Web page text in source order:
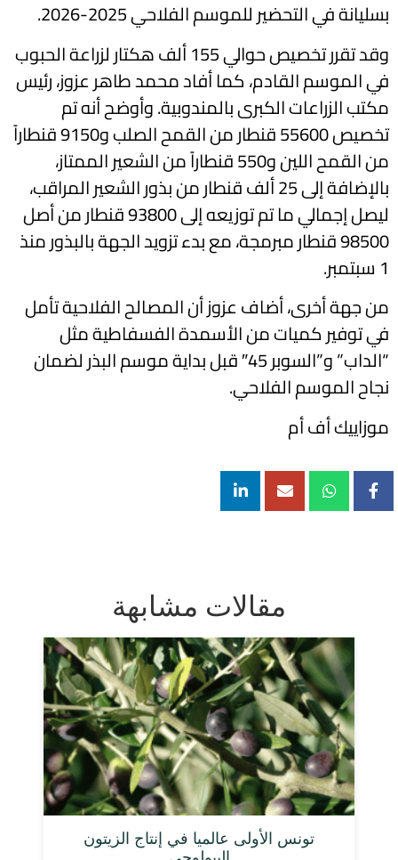
بسليانة في التحضير للموسم الفلاحي 2025-2026.
وقد تقرر تخصيص حوالي 155 ألف هكتار لزراعة الحبوب
في الموسم القادم، كما أفاد محمد طاهر عزوز، رئيس
مكتب الزراعات الكبرى بالمندوبية. وأوضح أنه تم
تخصيص 55600 قنطار من القمح الصلب و9150 قنطاراً
من القمح اللين و550 قنطاراً من الشعير الممتاز،
بالإضافة إلى 25 ألف قنطار من بذور الشعير المراقب،
ليصل إجمالي ما تم توزيعه إلى 93800 قنطار من أصل
98500 قنطار مبرمجة، مع بدء تزويد الجهة بالبذور منذ
1 سبتمبر.
من جهة أخرى، أضاف عزوز أن المصالح الفلاحية تأمل
في توفير كميات من الأسمدة الفسفاطية مثل
“الداب” و”السوبر 45″ قبل بداية موسم البذر لضمان
نجاح الموسم الفلاحي.
موزاييك أف أم
مقالات مشابهة
تونس الأولى عالميا في إنتاج الزيتون